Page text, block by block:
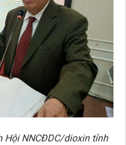
Hội NNCĐDC/dioxin tỉnh